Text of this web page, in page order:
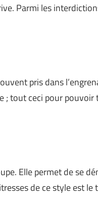
Parmi les
pris dans
; tout ceci pour
Elle permet de se
de ce style est